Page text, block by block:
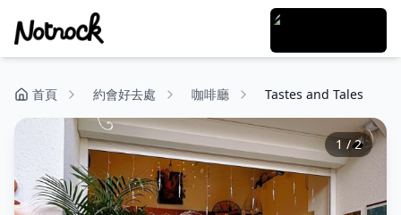
首頁 約會好去處 咖啡廳 Tastes and Tales
1 /2